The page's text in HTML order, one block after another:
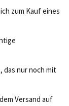
zum Kauf eines
das nur noch mit
Versand auf